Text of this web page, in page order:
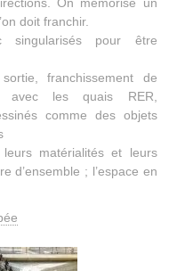
On mémorise un
doit franchir.
pour être
franchissement de
avec les quais RER,
comme des objets
matérialités et leurs
d’ensemble ; l’espace en